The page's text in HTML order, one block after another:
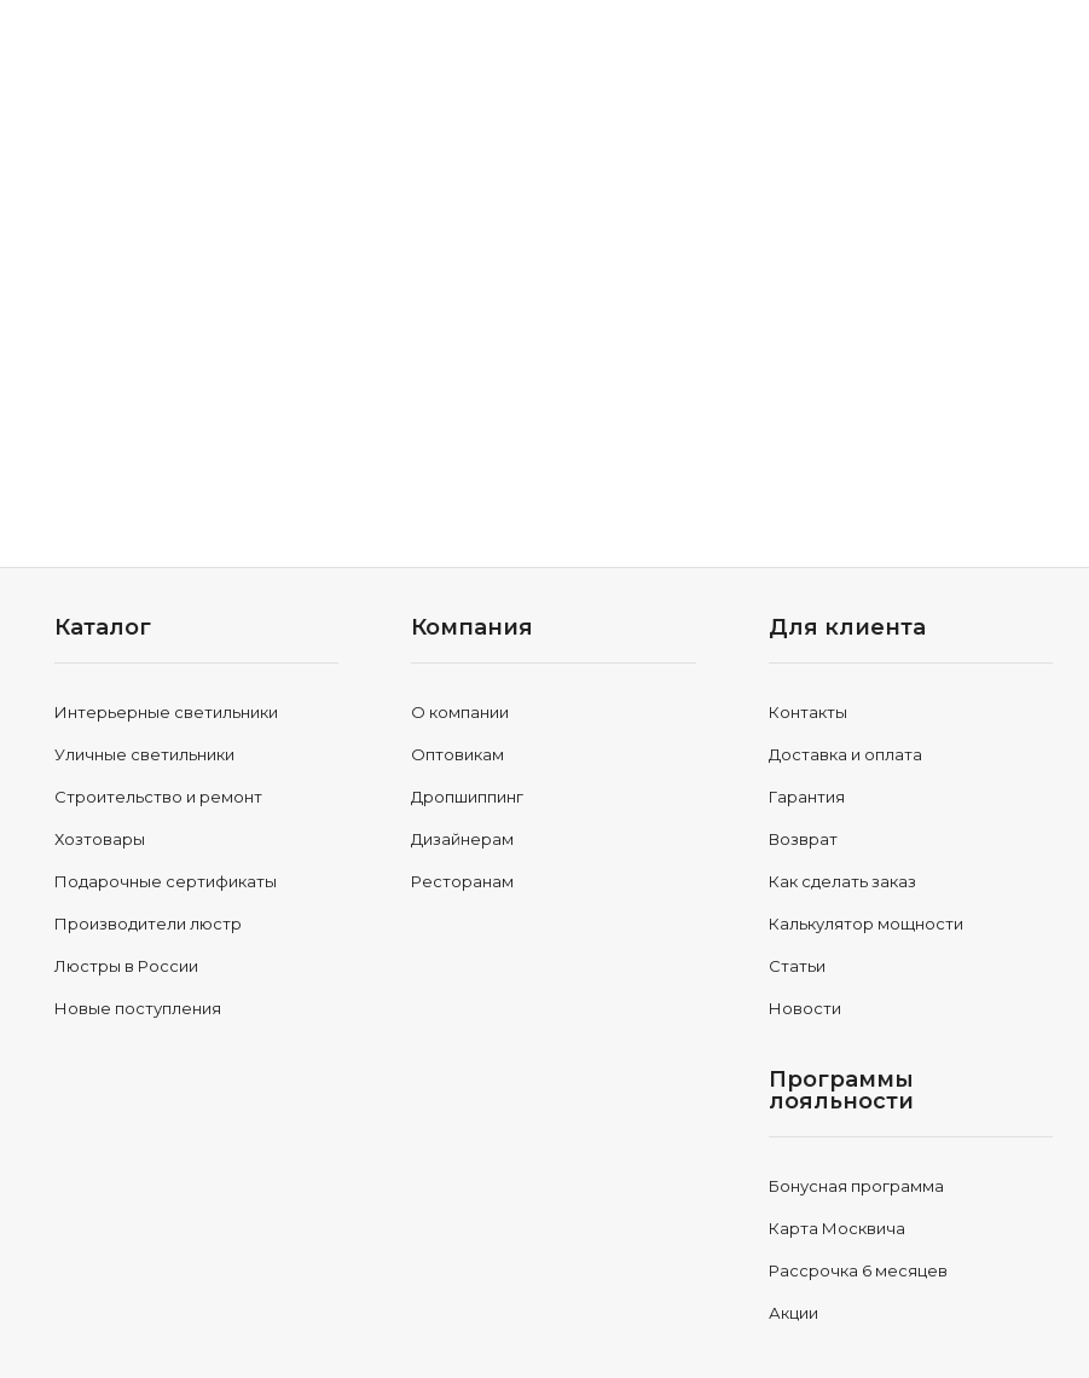
Каталог
Интерьерные светильники
Уличные светильники
Строительство и ремонт
Хозтовары
Подарочные сертификаты
Производители люстр
Люстры в России
Новые поступления
Компания
О компании
Оптовикам
Дропшиппинг
Дизайнерам
Ресторанам
Для клиента
Контакты
Доставка и оплата
Гарантия
Возврат
Как сделать заказ
Калькулятор мощности
Статьи
Новости
Программы
лояльности
Бонусная программа
Карта Москвича
Рассрочка 6 месяцев
Акции